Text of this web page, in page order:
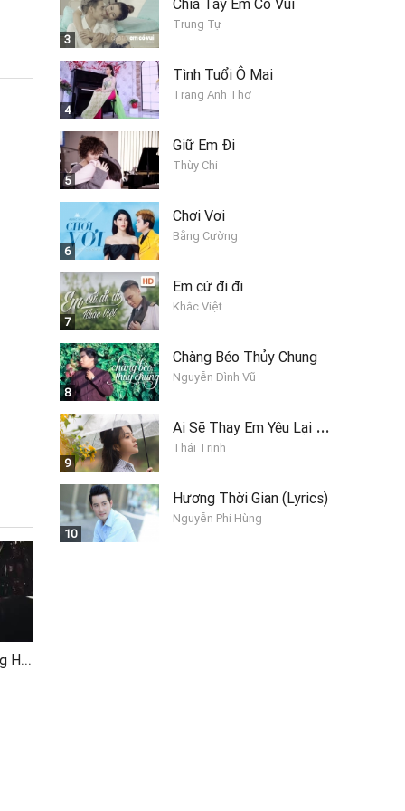
V (Đạo Diễn Triệu Quang Huy, Sáng Tác Dương Khắc Linh)
3
Chia Tay Em Có Vui
Trung Tự
4
Tình Tuổi Ô Mai
Trang Anh Thơ
5
Giữ Em Đi
Thùy Chi
6
Chơi Vơi
Bằng Cường
7
Em cứ đi đi
Khắc Việt
8
Chàng Béo Thủy Chung
Nguyễn Đình Vũ
9
A
i Sẽ Thay Em Yêu Lại Anh
Thái Trinh
10
Hương Thời Gian (Lyrics)
Nguyễn Phi Hùng